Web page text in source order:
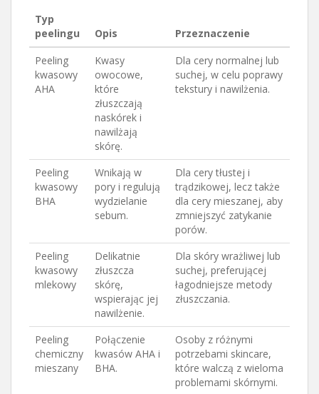
Typ
peelingu
Opis
Przeznaczenie
Peeling
kwasowy
AHA
Kwasy
owocowe,
które
złuszczają
naskórek i
nawilżają
skórę.
Dla cery normalnej lub
suchej, w celu poprawy
tekstury i nawilżenia.
Peeling
kwasowy
BHA
Wnikają w
pory i regulują
wydzielanie
sebum.
Dla cery tłustej i
trądzikowej, lecz także
dla cery mieszanej, aby
zmniejszyć zatykanie
porów.
Peeling
kwasowy
mlekowy
Delikatnie
złuszcza
skórę,
wspierając jej
nawilżenie.
Dla skóry wrażliwej lub
suchej, preferującej
łagodniejsze metody
złuszczania.
Peeling
chemiczny
mieszany
Połączenie
kwasów AHA i
BHA.
Osoby z różnymi
potrzebami skincare,
które walczą z wieloma
problemami skórnymi.